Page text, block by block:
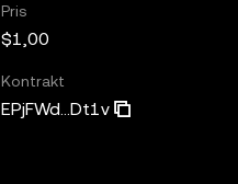
Pris
$1,00
Kontrakt
EPjFWd...Dt1v